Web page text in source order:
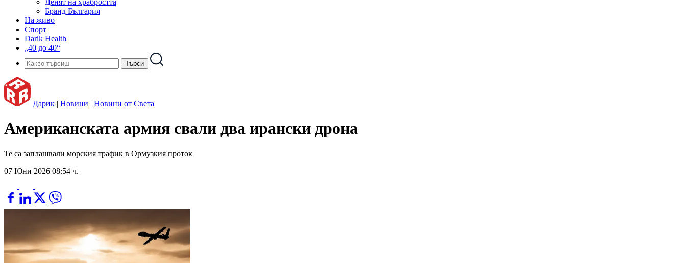
Денят на храбростта
Бранд България
На живо
Спорт
Darik Health
„40 до 40“
Дарик | Новини | Новини от Света
Американската армия свали два ирански дрона
Те са заплашвали морския трафик в Ормузкия проток
07 Юни 2026 08:54 ч.